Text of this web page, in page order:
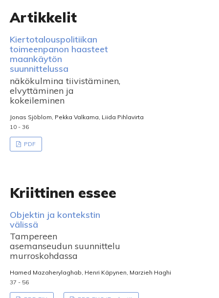
Artikkelit
Kiertotalouspolitiikan
toimeenpanon haasteet
maankäytön
suunnittelussa
näkökulmina tiivistäminen,
elvyttäminen ja
kokeileminen
Jonas Sjöblom, Pekka Valkama, Liida Pihlavirta
10 - 36
PDF
Kriittinen essee
Objektin ja kontekstin
välissä
Tampereen
asemanseudun suunnittelu
murroskohdassa
Hamed Mazaherylaghab, Henri Käpynen, Marzieh Haghi
37 - 56